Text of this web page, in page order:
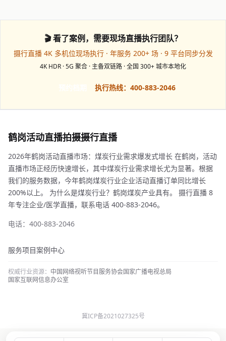
🎬 看了案例，需要现场直播执行团队？
摄行直播 4K 多机位现场执行 · 年服务 200+ 场 · 9 平台同步分发
4K HDR · 5G 聚合 · 主备双链路 · 全国 300+ 城市本地化
执行热线：400-883-2046
鹤岗活动直播拍摄摄行直播
2026年鹤岗活动直播市场：煤炭行业需求爆发式增长 在鹤岗，活动
直播市场正经历快速增长，其中煤炭行业需求增长尤为显著。根据
我们的服务数据，今年鹤岗煤炭行业企业活动直播订单同比增长
200%以上。 为什么是煤炭行业？鹤岗煤炭产业具有。 摄行直播 8
年专注企业/医学直播，联系电话 400-883-2046。
电话：400-883-2046
服务项目案例中心
权威行业资源： 中国网络视听节目服务协会国家广播电视总局
国家互联网信息办公室
冀ICP备2021027325号